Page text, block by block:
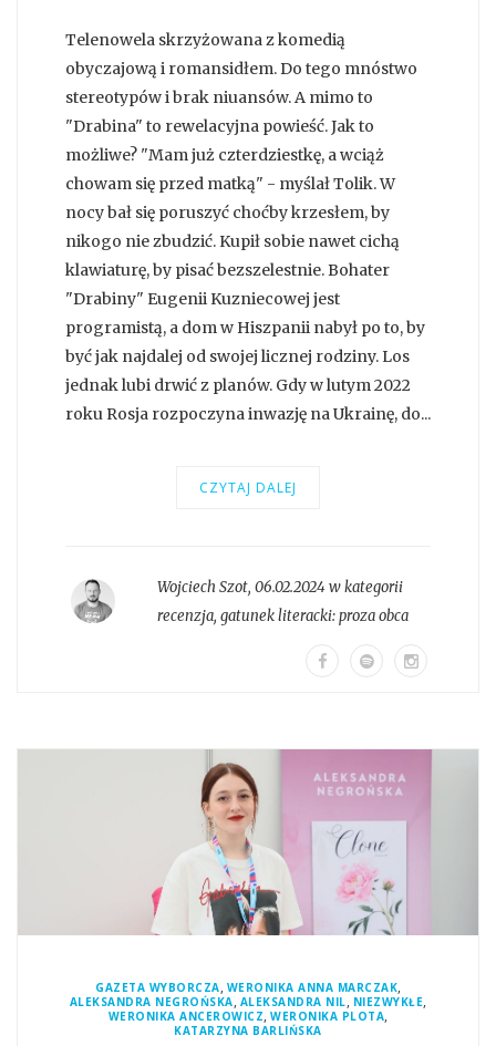
Telenowela skrzyżowana z komedią
obyczajową i romansidłem. Do tego mnóstwo
stereotypów i brak niuansów. A mimo to
"Drabina" to rewelacyjna powieść. Jak to
możliwe? "Mam już czterdziestkę, a wciąż
chowam się przed matką" - myślał Tolik. W
nocy bał się poruszyć choćby krzesłem, by
nikogo nie zbudzić. Kupił sobie nawet cichą
klawiaturę, by pisać bezszelestnie. Bohater
"Drabiny" Eugenii Kuzniecowej jest
programistą, a dom w Hiszpanii nabył po to, by
być jak najdalej od swojej licznej rodziny. Los
jednak lubi drwić z planów. Gdy w lutym 2022
roku Rosja rozpoczyna inwazję na Ukrainę, do...
CZYTAJ DALEJ
Wojciech Szot, 06.02.2024 w kategorii
recenzja, gatunek literacki:proza obca
GAZETA WYBORCZA, WERONIKA ANNA MARCZAK,
ALEKSANDRA NEGROŃSKA, ALEKSANDRA NIL, NIEZWYKŁE,
WERONIKA ANCEROWICZ,WERONIKA PLOTA,
KATARZYNA BARLIŃSKA